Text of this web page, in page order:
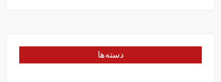
دسته‌ها